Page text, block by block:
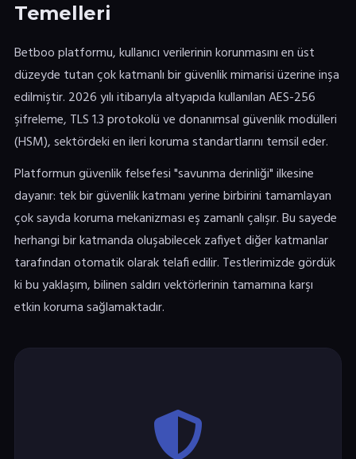
Temelleri
Betboo platformu, kullanıcı verilerinin korunmasını en üst
düzeyde tutan çok katmanlı bir güvenlik mimarisi üzerine inşa
edilmiştir. 2026 yılı itibarıyla altyapıda kullanılan AES-256
şifreleme, TLS 1.3 protokolü ve donanımsal güvenlik modülleri
(HSM), sektördeki en ileri koruma standartlarını temsil eder.
Platformun güvenlik felsefesi "savunma derinliği" ilkesine
dayanır: tek bir güvenlik katmanı yerine birbirini tamamlayan
çok sayıda koruma mekanizması eş zamanlı çalışır. Bu sayede
herhangi bir katmanda oluşabilecek zafiyet diğer katmanlar
tarafından otomatik olarak telafi edilir. Testlerimizde gördük
ki bu yaklaşım, bilinen saldırı vektörlerinin tamamına karşı
etkin koruma sağlamaktadır.